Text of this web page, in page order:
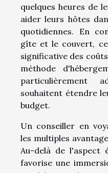
quelques heures de
aider leurs hôtes
quotidiennes. En
gîte et le couvert,
significative des
méthode
particulièrement
souhaitent étendre
budget.
Un conseiller en
les multiples
Au-delà de l'aspect
favorise une